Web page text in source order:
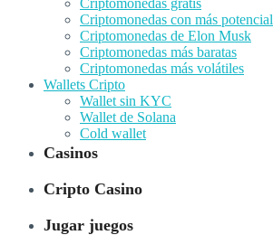
Criptomonedas gratis
Criptomonedas con más potencial
Criptomonedas de Elon Musk
Criptomonedas más baratas
Criptomonedas más volátiles
Wallets Cripto
Wallet sin KYC
Wallet de Solana
Cold wallet
Casinos
Cripto Casino
Jugar juegos